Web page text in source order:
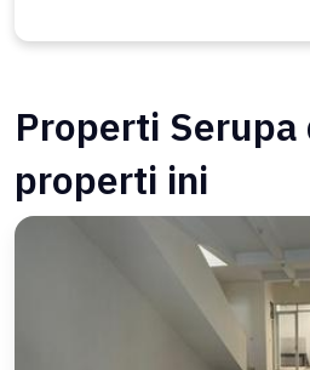
Properti Serupa
properti ini